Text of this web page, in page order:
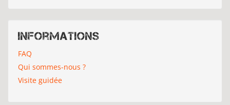
Informations
FAQ
Qui sommes-nous ?
Visite guidée